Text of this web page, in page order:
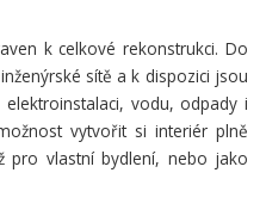
k celkové rekonstrukci. Do
sítě a k dispozici jsou
vodu, odpady i
vytvořit si interiér plně
pro vlastní bydlení, nebo jako